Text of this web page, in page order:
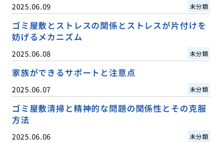
2025.06.09 未分類
ゴミ屋敷とストレスの関係とストレスが片付けを
妨げるメカニズム
2025.06.08 未分類
家族ができるサポートと注意点
2025.06.07 未分類
ゴミ屋敷清掃と精神的な問題の関係性とその克服
方法
2025.06.06 未分類